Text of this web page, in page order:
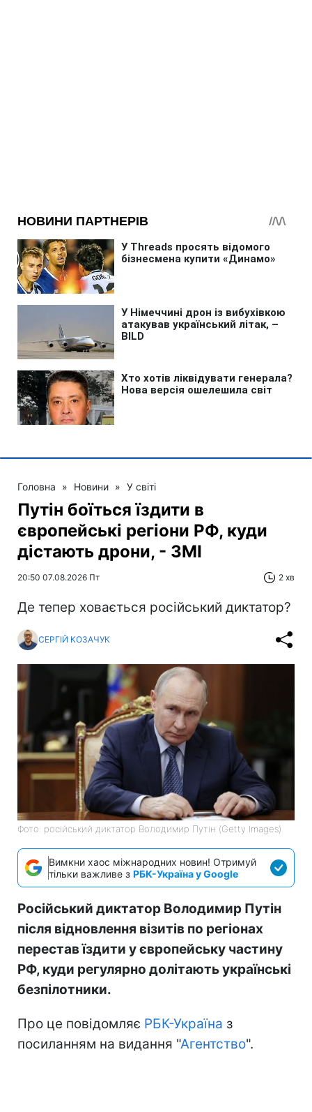
Головна » Новини » У світі
Путін боїться їздити в
європейські регіони РФ, куди
дістають дрони, - ЗМІ
20:50 07.08.2026 Пт 2 хв
Де тепер ховається російський диктатор?
СЕРГІЙ КОЗАЧУК
Фото: російський диктатор Володимир Путін (Getty Images)
Вимкни хаос міжнародних новин! Отримуй
тільки важливе з РБК-Україна у Google
Російський диктатор Володимир Путін
після відновлення візитів по регіонах
перестав їздити у європейську частину
РФ, куди регулярно долітають українські
безпілотники.
Про це повідомляє РБК-Україна з
посиланням на видання "Агентство".